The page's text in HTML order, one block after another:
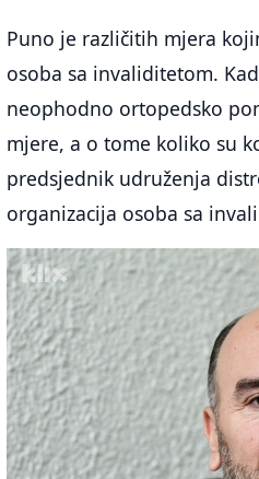
Puno je različitih mjera
osoba sa invaliditetom.
neophodno ortopedsko
mjere, a o tome koliko su
predsjednik udruženja
organizacija osoba sa